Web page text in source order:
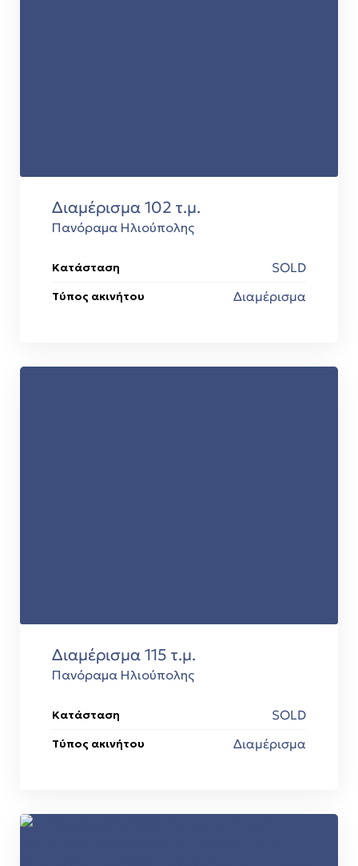
Διαμέρισμα 102 τ.μ.
Πανόραμα Ηλιούπολης
Κατάσταση SOLD
Τύπος ακινήτου Διαμέρισμα
Διαμέρισμα 115 τ.μ.
Πανόραμα Ηλιούπολης
Κατάσταση SOLD
Τύπος ακινήτου Διαμέρισμα